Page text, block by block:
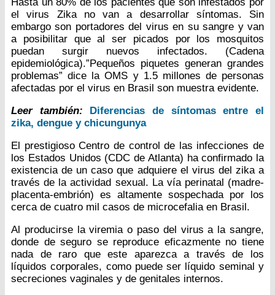
el virus Zika no van a desarrollar síntomas. Sin
embargo son portadores del virus en su sangre y van
a posibilitar que al ser picados por los mosquitos
puedan surgir nuevos infectados. (Cadena
epidemiológica).”Pequeños piquetes generan grandes
problemas” dice la OMS y 1.5 millones de personas
afectadas por el virus en Brasil son muestra evidente.
Leer también: Diferencias de síntomas entre el
zika, dengue y chicungunya
El prestigioso Centro de control de las infecciones de
los Estados Unidos (CDC de Atlanta) ha confirmado la
existencia de un caso que adquiere el virus del zika a
través de la actividad sexual. La vía perinatal (madre-
placenta-embrión) es altamente sospechada por los
cerca de cuatro mil casos de microcefalia en Brasil.
Al producirse la viremia o paso del virus a la sangre,
donde de seguro se reproduce eficazmente no tiene
nada de raro que este aparezca a través de los
líquidos corporales, como puede ser líquido seminal y
secreciones vaginales y de genitales internos.